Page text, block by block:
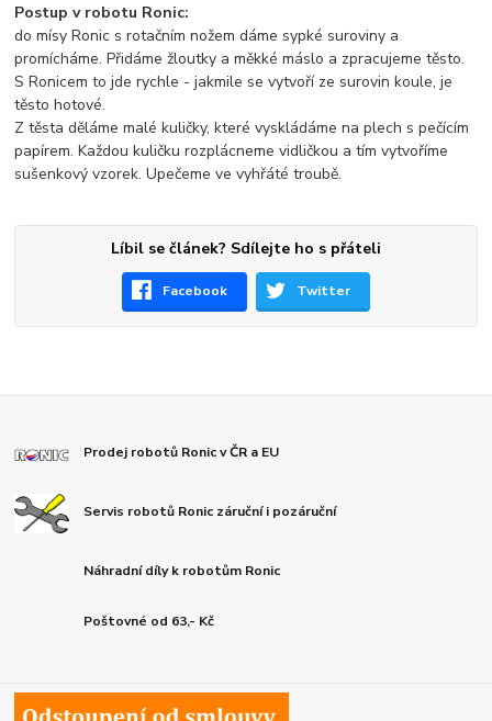
Postup v robotu Ronic:
do mísy Ronic s rotačním nožem dáme sypké suroviny a
promícháme. Přidáme žloutky a měkké máslo a zpracujeme těsto.
S Ronicem to jde rychle - jakmile se vytvoří ze surovin koule, je
těsto hotové.
Z těsta děláme malé kuličky, které vyskládáme na plech s pečícím
papírem. Každou kuličku rozplácneme vidličkou a tím vytvoříme
sušenkový vzorek. Upečeme ve vyhřáté troubě.
Líbil se článek? Sdílejte ho s přáteli
Facebook Twitter
Prodej robotů Ronic v ČR a EU
Servis robotů Ronic záruční i pozáruční
Náhradní díly k robotům Ronic
Poštovné od 63,- Kč